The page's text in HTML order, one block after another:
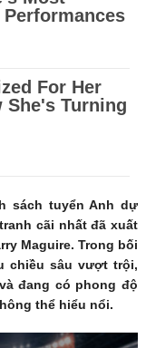
sách tuyển Anh dự
cãi nhất đã xuất
Maguire. Trong bối
chiều sâu vượt trội,
đang có phong độ
thể hiểu nổi.